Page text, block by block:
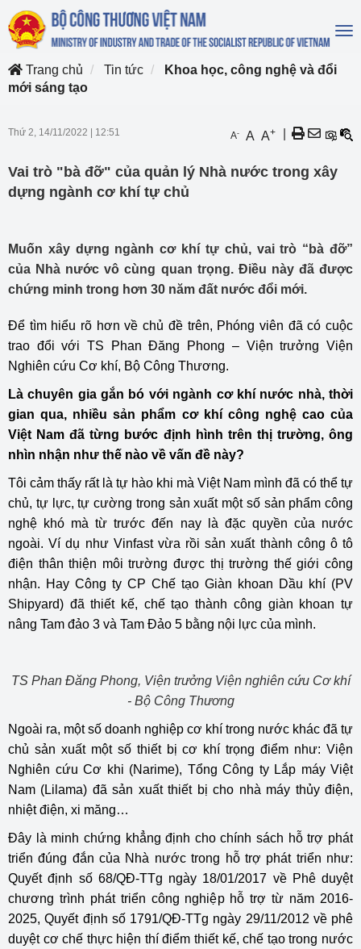
Trang chủ
Tin tức
Khoa học, công nghệ và đổi
mới sáng tạo
Thứ 2, 14/11/2022 12:51 A- A A+
Vai trò "bà đỡ" của quản lý Nhà nước trong xây
dựng ngành cơ khí tự chủ
Muốn xây dựng ngành cơ khí tự chủ, vai trò “bà đỡ”
của Nhà nước vô cùng quan trọng. Điều này đã được
chứng minh trong hơn 30 năm đất nước đổi mới.
Để tìm hiểu rõ hơn về chủ đề trên, Phóng viên đã có cuộc
trao đổi với TS Phan Đăng Phong – Viện trưởng Viện
Nghiên cứu Cơ khí, Bộ Công Thương.
Là chuyên gia gắn bó với ngành cơ khí nước nhà, thời
gian qua, nhiều sản phẩm cơ khí công nghệ cao của
Việt Nam đã từng bước định hình trên thị trường, ông
nhìn nhận như thế nào về vấn đề này?
Tôi cảm thấy rất là tự hào khi mà Việt Nam mình đã có thể tự
chủ, tự lực, tự cường trong sản xuất một số sản phẩm công
nghệ khó mà từ trước đến nay là đặc quyền của nước
ngoài. Ví dụ như Vinfast vừa rồi sản xuất thành công ô tô
điện thân thiện môi trường được thị trường thế giới công
nhận. Hay Công ty CP Chế tạo Giàn khoan Dầu khí (PV
Shipyard) đã thiết kế, chế tạo thành công giàn khoan tự
nâng Tam đảo 3 và Tam Đảo 5 bằng nội lực của mình.
TS Phan Đăng Phong, Viện trưởng Viện nghiên cứu Cơ khí
- Bộ Công Thương
Ngoài ra, một số doanh nghiệp cơ khí trong nước khác đã tự
chủ sản xuất một số thiết bị cơ khí trọng điểm như: Viện
Nghiên cứu Cơ khi (Narime), Tổng Công ty Lắp máy Việt
Nam (Lilama) đã sản xuất thiết bị cho nhà máy thủy điện,
nhiệt điện, xi măng…
Đây là minh chứng khẳng định cho chính sách hỗ trợ phát
triển đúng đắn của Nhà nước trong hỗ trợ phát triển như:
Quyết định số 68/QĐ-TTg ngày 18/01/2017 về Phê duyệt
chương trình phát triển công nghiệp hỗ trợ từ năm 2016-
2025, Quyết định số 1791/QĐ-TTg ngày 29/11/2012 về phê
duyệt cơ chế thực hiện thí điểm thiết kế, chế tạo trong nước